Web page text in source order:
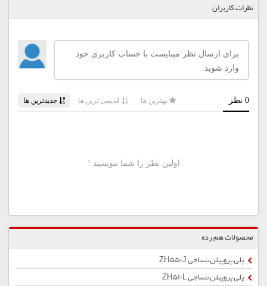
نظرات کاربران
محصولات هم رده
پلی پروپیلن نساجی ZH550J
پلی پروپیلن نساجی ZH510L